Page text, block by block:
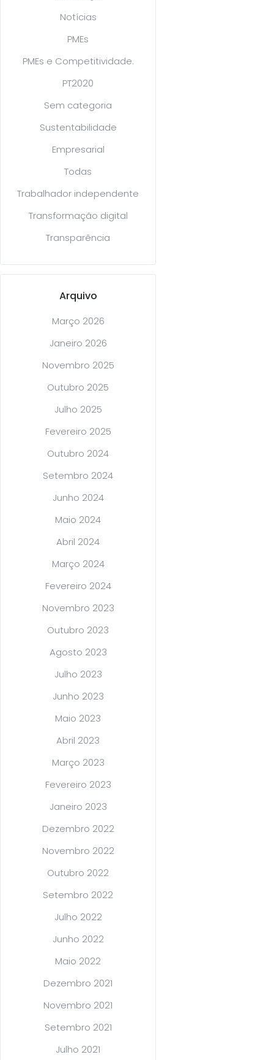
Notícias
PMEs
PMEs e Competitividade.
PT2020
Sem categoria
Sustentabilidade
Empresarial
Todas
Trabalhador independente
Transformação digital
Transparência
Arquivo
Março 2026
Janeiro 2026
Novembro 2025
Outubro 2025
Julho 2025
Fevereiro 2025
Outubro 2024
Setembro 2024
Junho 2024
Maio 2024
Abril 2024
Março 2024
Fevereiro 2024
Novembro 2023
Outubro 2023
Agosto 2023
Julho 2023
Junho 2023
Maio 2023
Abril 2023
Março 2023
Fevereiro 2023
Janeiro 2023
Dezembro 2022
Novembro 2022
Outubro 2022
Setembro 2022
Julho 2022
Junho 2022
Maio 2022
Dezembro 2021
Novembro 2021
Setembro 2021
Julho 2021